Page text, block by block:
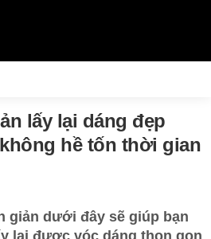
lấy lại dáng đẹp
hề tốn thời gian
giản dưới đây sẽ giúp bạn